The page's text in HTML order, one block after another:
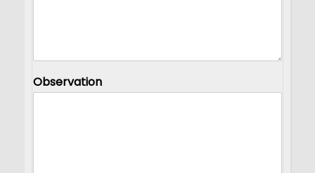
Observation